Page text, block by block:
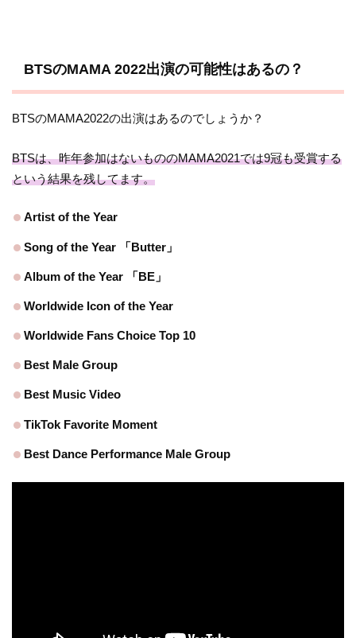
BTSのMAMA 2022出演の可能性はあるの？
BTSのMAMA2022の出演はあるのでしょうか？
BTSは、昨年参加はないもののMAMA2021では9冠も受賞する
という結果を残してます。
Artist of the Year
Song of the Year 「Butter」
Album of the Year 「BE」
Worldwide Icon of the Year
Worldwide Fans Choice Top 10
Best Male Group
Best Music Video
TikTok Favorite Moment
Best Dance Performance Male Group